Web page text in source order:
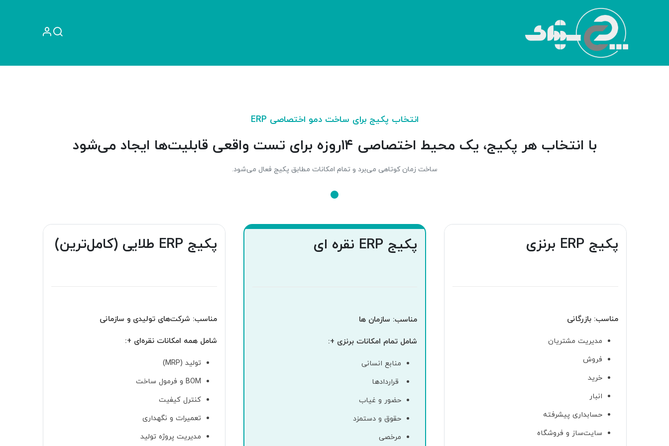
انتخاب پکیج برای ساخت دمو اختصاصی ERP
با انتخاب هر پکیج، یک محیط اختصاصی ۱۴روزه برای تست واقعی قابلیت‌ها ایجاد می‌شود
ساخت زمان کوتاهی می‌برد و تمام امکانات مطابق پکیج فعال می‌شود.
پکیج ERP برنزی
مناسب: بازرگانی
مدیریت مشتریان
فروش
خرید
انبار
حسابداری پیشرفته
سایت‌ساز و فروشگاه
پکیج ERP نقره ای
مناسب: سازمان ها
شامل تمام امکانات برنزی +:
منابع انسانی
قراردادها
حضور و غیاب
حقوق و دستمزد
مرخصی
پکیج ERP طلایی (کامل‌ترین)
مناسب: شرکت‌های تولیدی و سازمانی
شامل همه امکانات نقره‌ای +:
تولید (MRP)
BOM و فرمول ساخت
کنترل کیفیت
تعمیرات و نگهداری
مدیریت پروژه تولید